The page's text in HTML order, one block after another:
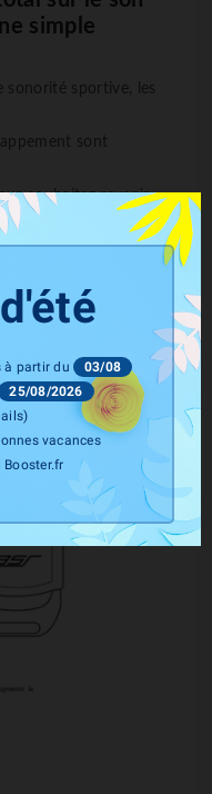
simple
sonorité sportive, les
sont
souhaitez revenir
de ce produit
de votre
l'ouverture de
(idéal lors du
à partir du
03/08
25/08/2026
vacances
Booster.fr